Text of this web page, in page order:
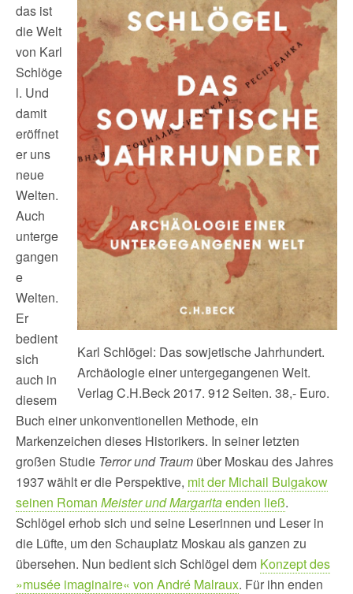
Karl Schlögel: Das sowjetische Jahrhundert.
Archäologie einer untergegangenen Welt.
Verlag C.H.Beck 2017. 912 Seiten. 38,- Euro.
das ist
die Welt
von Karl
Schlöge
l. Und
damit
eröffnet
er uns
neue
Welten.
Auch
unterge
gangen
e
Welten.
Er
bedient
sich
auch in
diesem
Buch einer unkonventionellen Methode, ein
Markenzeichen dieses Historikers. In seiner letzten
großen Studie Terror und Traum über Moskau des Jahres
1937 wählt er die Perspektive, mit der Michail Bulgakow
seinen Roman Meister und Margaritaenden ließ.
Schlögel erhob sich und seine Leserinnen und Leser in
die Lüfte, um den Schauplatz Moskau als ganzen zu
übersehen. Nun bedient sich Schlögel dem Konzept des
»musée imaginaire« von André Malraux. Für ihn enden